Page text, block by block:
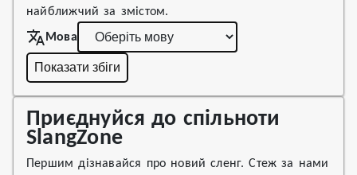
найближчий за змістом.
Мова
Показати збіги
Приєднуйся до спільноти
SlangZone
Першим дізнавайся про новий сленг. Стеж за нами